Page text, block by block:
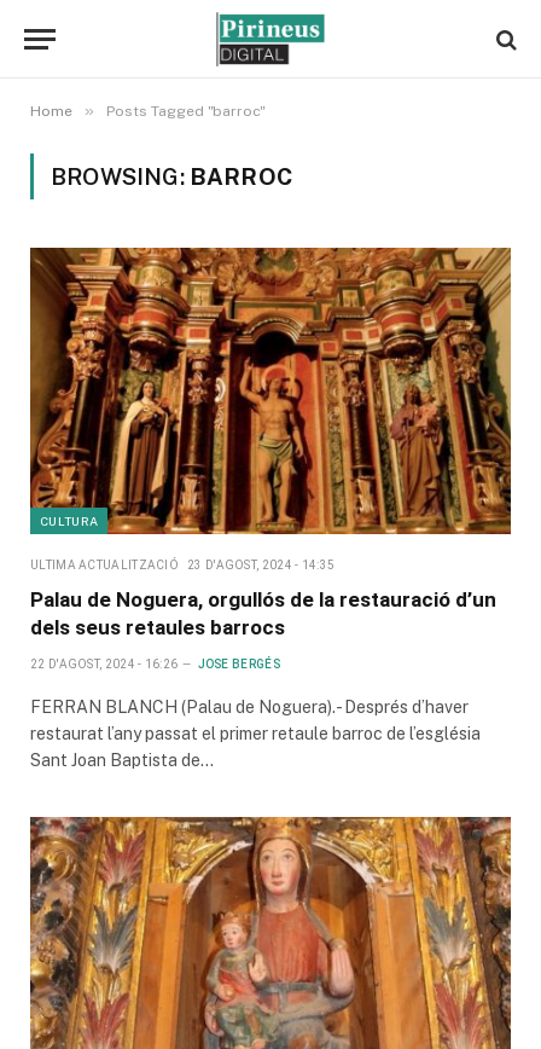
Home » Posts Tagged "barroc"
BROWSING: BARROC
CULTURA
ULTIMA ACTUALITZACIÓ 23 D'AGOST, 2024 - 14:35
Palau de Noguera, orgullós de la restauració d’un
dels seus retaules barrocs
22 D'AGOST, 2024 - 16:26 JOSE BERGÉS
FERRAN BLANCH (Palau de Noguera).- Després d’haver
restaurat l’any passat el primer retaule barroc de l’església
Sant Joan Baptista de…